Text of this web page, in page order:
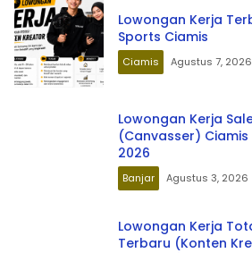
Lowongan Kerja
Sports Ciamis
Ciamis Agustus 7, 2026
Lowongan Kerja
(Canvasser)
2026
Banjar Agustus 3, 2026
Lowongan Kerja
Terbaru (Konten